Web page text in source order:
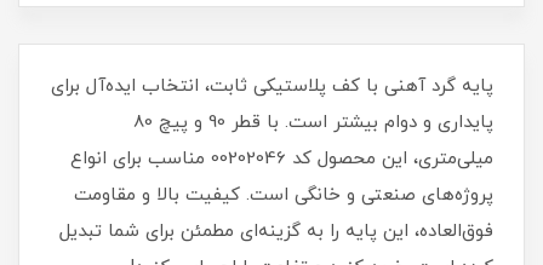
پایه گرد آهنی با کف پلاستیکی ثابت، انتخاب ایده‌آل برای
پایداری و دوام بیشتر است. با قطر 90 و پیچ 80
میلی‌متری، این محصول کد 00202046 مناسب برای انواع
پروژه‌های صنعتی و خانگی است. کیفیت بالا و مقاومت
فوق‌العاده، این پایه را به گزینه‌ای مطمئن برای شما تبدیل